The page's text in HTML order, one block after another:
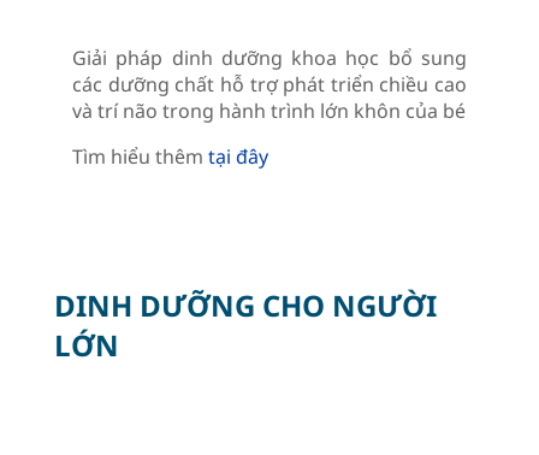
Giải pháp dinh dưỡng khoa học bổ sung
các dưỡng chất hỗ trợ phát triển chiều cao
và trí não trong hành trình lớn khôn của bé
Tìm hiểu thêm tại đây
DINH DƯỠNG CHO NGƯỜI
LỚN